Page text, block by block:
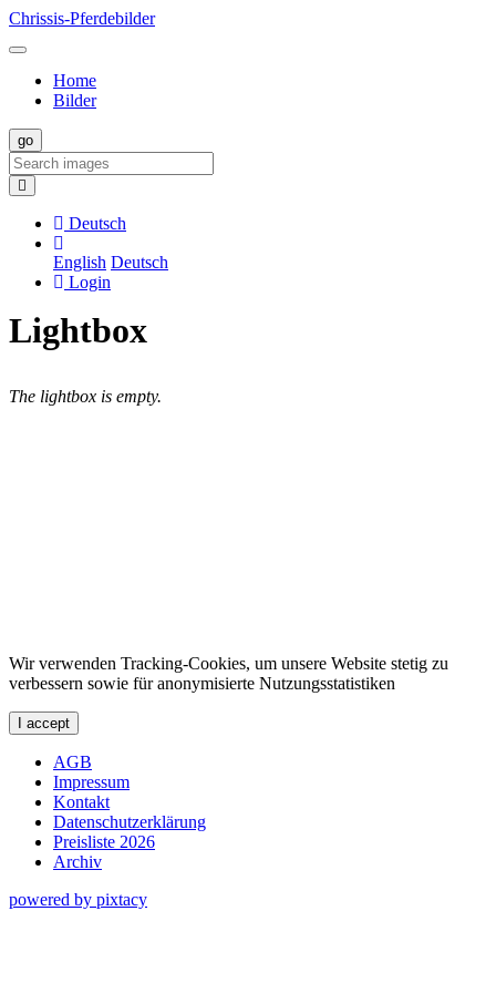
Chrissis-Pferdebilder
Home
Bilder
Deutsch
English Deutsch
Login
Lightbox
The lightbox is empty.
Wir verwenden Tracking-Cookies, um unsere Website stetig zu
verbessern sowie für anonymisierte Nutzungsstatistiken
I accept
AGB
Impressum
Kontakt
Datenschutzerklärung
Preisliste 2026
Archiv
powered by pixtacy